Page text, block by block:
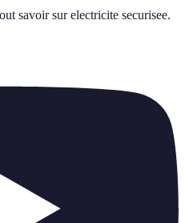
savoir sur electricite securisee.